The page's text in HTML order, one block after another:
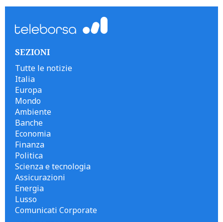
SEZIONI
Tutte le notizie
Italia
Europa
Mondo
Ambiente
Banche
Economia
Finanza
Politica
Scienza e tecnologia
Assicurazioni
Energia
Lusso
Comunicati Corporate